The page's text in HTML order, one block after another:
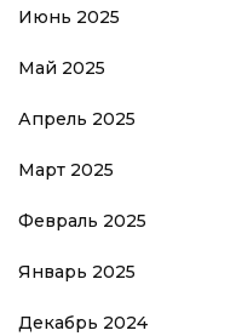
Июнь 2025
Май 2025
Апрель 2025
Март 2025
Февраль 2025
Январь 2025
Декабрь 2024